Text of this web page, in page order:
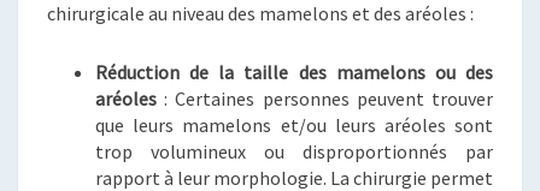
chirurgicale au niveau des mamelons et des aréoles :
Réduction de la taille des mamelons ou des
aréoles : Certaines personnes peuvent trouver
que leurs mamelons et/ou leurs aréoles sont
trop volumineux ou disproportionnés par
rapport à leur morphologie. La chirurgie permet